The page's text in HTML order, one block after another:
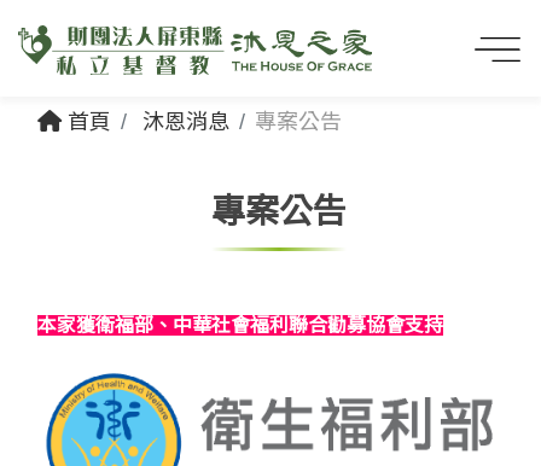
首頁 沐恩消息 專案公告
專案公告
本家獲衛福部、中華社會福利聯合勸募協會支持